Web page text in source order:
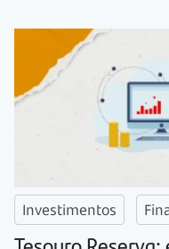
Investimentos